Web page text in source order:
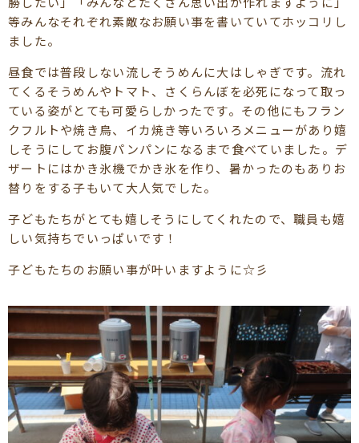
等みんなそれぞれ素敵なお願い事を書いていてホッコリし
ました。
昼食では普段しない流しそうめんに大はしゃぎです。流れ
てくるそうめんやトマト、さくらんぼを必死になって取っ
ている姿がとても可愛らしかったです。その他にもフラン
クフルトや焼き鳥、イカ焼き等いろいろメニューがあり嬉
しそうにしてお腹パンパンになるまで食べていました。デ
ザートにはかき氷機でかき氷を作り、暑かったのもありお
替りをする子もいて大人気でした。
子どもたちがとても嬉しそうにしてくれたので、職員も嬉
しい気持ちでいっぱいです！
子どもたちのお願い事が叶いますように☆彡